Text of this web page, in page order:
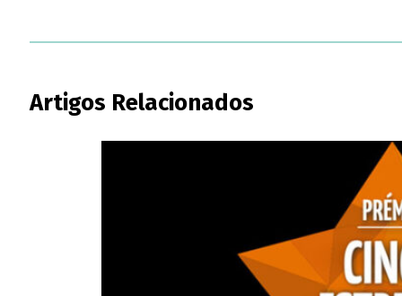
Artigos Relacionados